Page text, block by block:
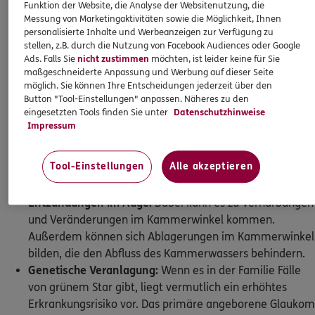
Auch Herz-Kreislauf-Erkrankungen können die
Entstehung von grünem Star begünstigen.
Autoimmunerkrankungen:Ein erhöhtes Risiko für
grünen Star besteht, wenn die Blutgefäße von einer
Autoimmunerkrankung betroffen sind.
Langjährige Kortisonbehandlung:Besonders im Bereich
des Auges kann eine Kortisonbehandlung zu einem
erhöhten Augeninnendruck führen.
Stoffwechselerkrankungen:Bei Diabetes mellitus und
anderen chronischen Stoffwechselerkrankungen können
Veränderungen der Blutgefäße entstehen.
Entzündungen im Auge:Dabei kann es zu Vernarbungen
und Veränderungen im Kammerwinkel kommen.
Außerdem können sich Ablagerungen im Kammerwinkel
bilden, die den Abfluss des Kammerwassers behindern.
Genetische Veranlagung: Wenn es in der Familie Fälle
von grünem Star gibt, liegt vermutlich ein erhöhtes
Erkrankungsrisiko vor. Das primäre angeborene Glaukom
Funktion der Website, die Analyse der Websitenutzung, die
Messung von Marketingaktivitäten sowie die Möglichkeit, Ihnen
personalisierte Inhalte und Werbeanzeigen zur Verfügung zu
stellen, z.B. durch die Nutzung von Facebook Audiences oder Google
Ads. Falls Sienicht zustimmen möchten, ist leider keine für Sie
maßgeschneiderte Anpassung und Werbung auf dieser Seite
möglich. Sie können Ihre Entscheidungen jederzeit über den
Button "Tool-Einstellungen" anpassen. Näheres zu den
eingesetzten Tools finden Sie unter Datenschutzhinweise
Impressum
Tool-Einstellungen Alle akzeptieren